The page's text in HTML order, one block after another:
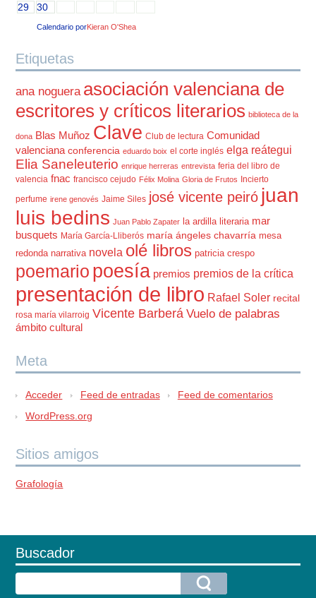
29
30
Calendario porKieran O'Shea
Etiquetas
ana noguera asociación valenciana de
escritores y críticos literarios biblioteca de la
dona Blas Muñoz Clave Club de lectura Comunidad
valenciana conferencia eduardo boix el corte inglés elga reátegui
Elia Saneleuterio enrique herreras entrevista feria del libro de
valencia fnac francisco cejudo Félix Molina Gloria de Frutos Incierto
perfume irene genovés Jaime Siles josé vicente peiró juan
luis bedins Juan Pablo Zapater la ardilla literaria mar
busquets María García-Lliberós maría ángeles chavarría mesa
redonda narrativa novela olé libros patricia crespo
poemario poesía premios premios de la crítica
presentación de libro Rafael Soler recital
rosa maría vilarroig Vicente Barberá Vuelo de palabras
ámbito cultural
Meta
Acceder Feed de entradas
Feed de comentarios
WordPress.org
Sitios amigos
Grafología
Buscador